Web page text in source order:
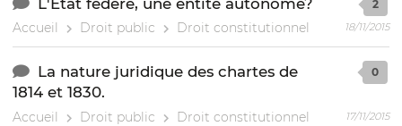
Accueil Droit public Droit constitutionnel
2
18/11/2015
La nature juridique des chartes de
1814 et 1830.
Accueil Droit public Droit constitutionnel
0
17/11/2015